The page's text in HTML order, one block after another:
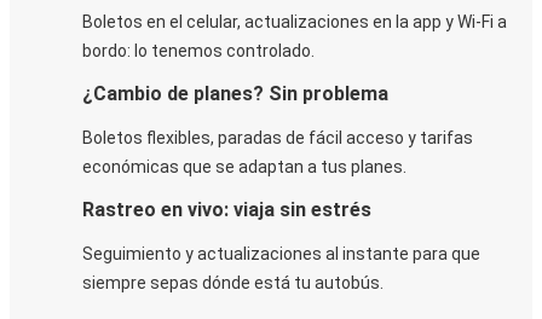
Boletos en el celular, actualizaciones en la app y Wi-Fi a
bordo: lo tenemos controlado.
¿Cambio de planes? Sin problema
Boletos flexibles, paradas de fácil acceso y tarifas
económicas que se adaptan a tus planes.
Rastreo en vivo: viaja sin estrés
Seguimiento y actualizaciones al instante para que
siempre sepas dónde está tu autobús.